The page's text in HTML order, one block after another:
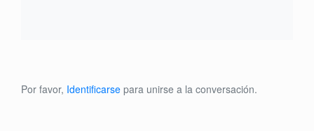
Por favor, Identificarse para unirse a la conversación.